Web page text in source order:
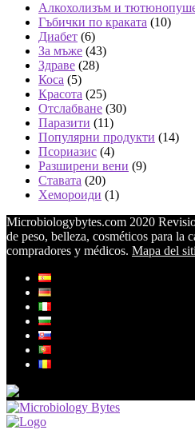
Алкохолизъм и
Гъбички по краката (10)
Диабет (6)
За мъже (43)
Здраве (28)
Коса (5)
Красота (25)
Отслабване (30)
Паразити (11)
Популярни продукти (14)
Псориазис (4)
Разширени вени (9)
Ставата (20)
Хемороиди (1)
Microbiologybytes.com 2020
de peso, belleza, cosméticos para la
compradores y médicos. Mapa del